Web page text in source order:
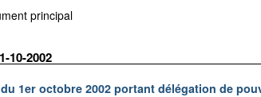
principal
10-2002
1er octobre 2002 portant délégation de